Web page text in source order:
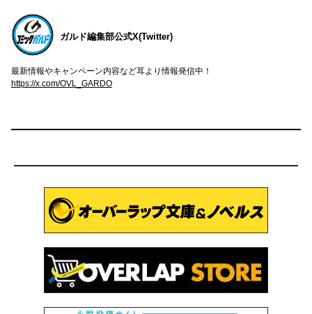
ガルド編集部公式X(Twitter)
最新情報やキャンペーン内容など耳より情報発信中！
https://x.com/OVL_GARDO